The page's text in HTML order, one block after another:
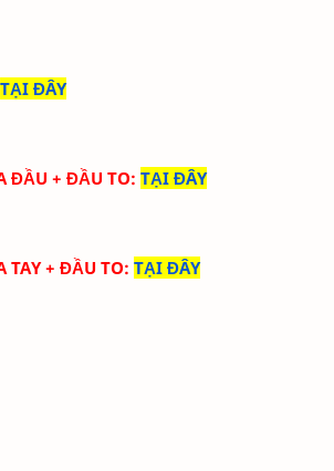
TẠI ĐÂY
ĐẦU + ĐẦU TO: TẠI ĐÂY
TAY+ ĐẦU TO: TẠI ĐÂY